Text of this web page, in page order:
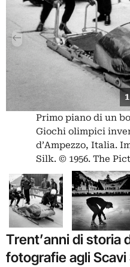
Primo piano di un
Giochi olimpici
d’Ampezzo, Italia.
Silk. © 1956. The
Tutti i diritti
Trent’anni di storia
fotografie agli